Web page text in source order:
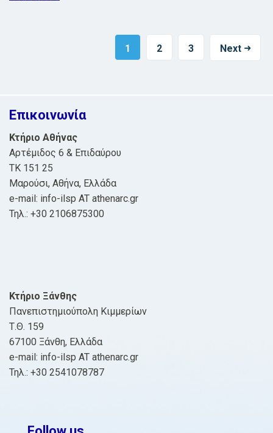
1 2 3 Next
Επικοινωνία
Κτήριο Αθήνας
Αρτέμιδος 6 & Επιδαύρου
ΤΚ 151 25
Μαρούσι, Αθήνα, Ελλάδα
e-mail: info-ilsp AT athenarc.gr
Τηλ.: +30 2106875300
Κτήριο Ξάνθης
Πανεπιστημιούπολη Κιμμερίων
Τ.Θ. 159
67100 Ξάνθη, Ελλάδα
e-mail: info-ilsp AT athenarc.gr
Τηλ.: +30 2541078787